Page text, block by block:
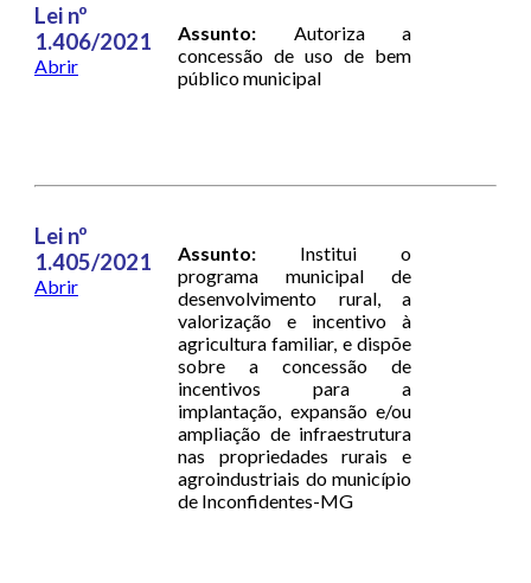
Lei nº
1.406/2021
Abrir
Assunto: Autoriza a
concessão de uso de bem
público municipal
Lei nº
1.405/2021
Abrir
Assunto: Institui o
programa municipal de
desenvolvimento rural, a
valorização e incentivo à
agricultura familiar, e dispõe
sobre a concessão de
incentivos para a
implantação, expansão e/ou
ampliação de infraestrutura
nas propriedades rurais e
agroindustriais do município
de Inconfidentes-MG